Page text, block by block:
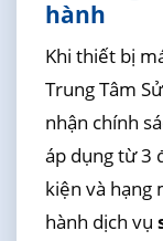
hành
Khi thiết bị
Trung Tâm
nhận chính
áp dụng từ 3
kiện và hạng
hành dịch vụ